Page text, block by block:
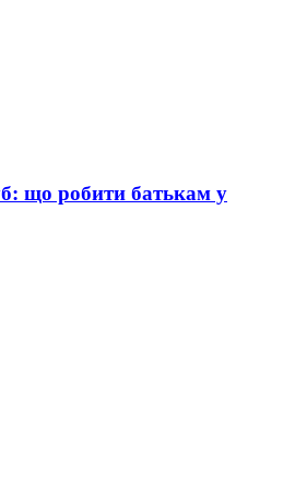
що робити батькам у